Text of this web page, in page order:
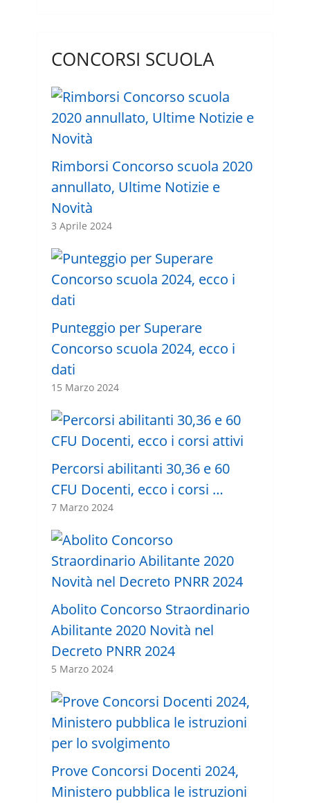
CONCORSI SCUOLA
Rimborsi Concorso scuola 2020
annullato, Ultime Notizie e
Novità
3 Aprile 2024
Punteggio per Superare
Concorso scuola 2024, ecco i
dati
15 Marzo 2024
Percorsi abilitanti 30,36 e 60
CFU Docenti, ecco i corsi …
7 Marzo 2024
Abolito Concorso Straordinario
Abilitante 2020 Novità nel
Decreto PNRR 2024
5 Marzo 2024
Prove Concorsi Docenti 2024,
Ministero pubblica le istruzioni